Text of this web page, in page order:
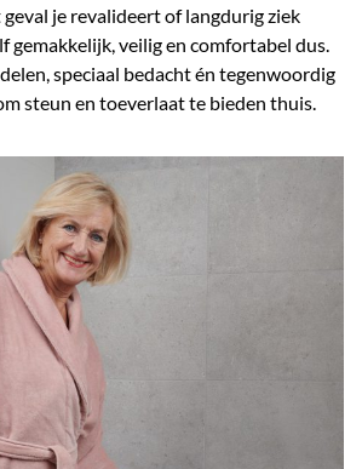
je revalideert of langdurig ziek
gemakkelijk, veilig en comfortabel dus.
speciaal bedacht én tegenwoordig
steun en toeverlaat te bieden thuis.